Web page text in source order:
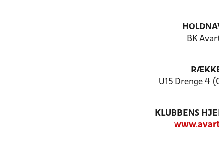
BK
U15 Drenge 4
KLUBBENS